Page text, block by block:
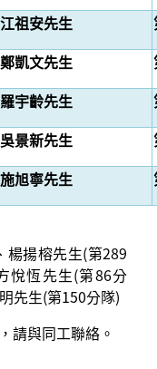
江祖安先生
鄭凱文先生
羅宇齡先生
吳景新先生
施旭寧先生
楊揚榕先生(第289
悅恆先生(第86分
先生(第150分隊)
請與同工聯絡。